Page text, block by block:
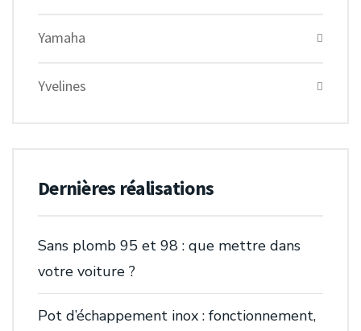
Yamaha
Yvelines
Dernières réalisations
Sans plomb 95 et 98 : que mettre dans
votre voiture ?
Pot d’échappement inox : fonctionnement,